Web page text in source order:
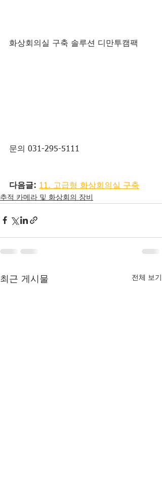
화상회의실 구축 솔루션 디만투캠팩
문의 031-295-5111
다음글: 11. 고급형 화상회의실 구축
추적 카메라 및 화상회의 장비
최근 게시물 전체 보기